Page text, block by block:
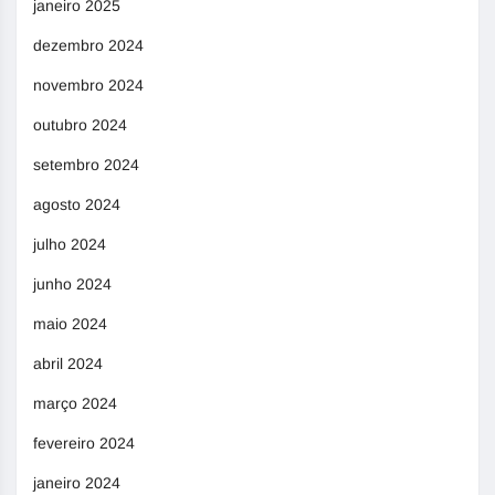
janeiro 2025
dezembro 2024
novembro 2024
outubro 2024
setembro 2024
agosto 2024
julho 2024
junho 2024
maio 2024
abril 2024
março 2024
fevereiro 2024
janeiro 2024